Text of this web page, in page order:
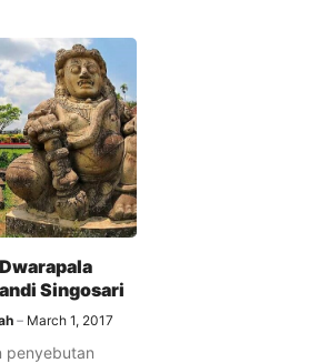
Singosari
March 1, 2017
penyebutan